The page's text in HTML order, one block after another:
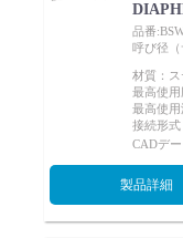
品番
呼び径
材質：ス
最高使用
最高使
接続形
CADデー
製品詳細